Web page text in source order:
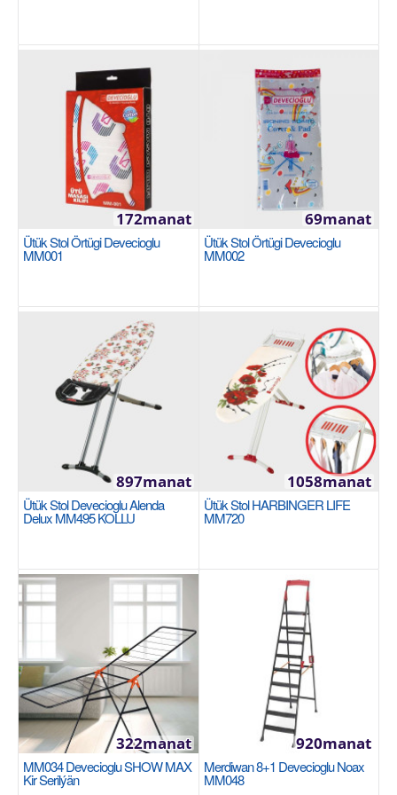
+
Garşylaşdyrmaga goş
Halananlara goş
Merdiwan 9+1 HARBINGER MM059
Все электростатическое порошковое покрытие
Специальная аэрозольная очистка перед
окраской с примен..
1081manat
Sebede Goş
+Halananlara goş
Ütük Stol Örtügi Devecioglu
MM001
172manat
Ütük Stol Örtügi Devecioglu
MM002
69manat
Ütük Stol Devecioglu Alenda
Delux MM495 KOLLU
897manat
Ütük Stol HARBINGER LIFE
MM720
1058manat
MM034 Devecioglu SHOW MAX
Kir Serilýän
322manat
Merdiwan 8+1 Devecioglu Noax
MM048
920manat